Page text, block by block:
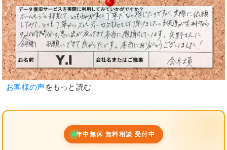
お客様の声をもっと読む
年中無休 無料相談 受付中